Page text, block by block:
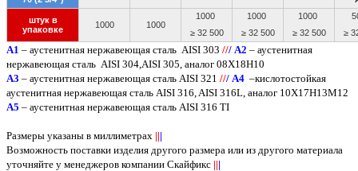
штук в
упаковке
1000 1000
1000 1000 1000
≥ 32 500
≥ 32 500 ≥ 32 500 ≥
A1 – аустенитная нержавеющая сталь AISI 303 /// А2 – аустенитная
нержавеющая сталь AISI 304, AISI 305, аналог 08Х18Н10
А3 – аустенитная нержавеющая сталь AISI 321 /// А4 –кислотостойкая
аустенитная нержавеющая сталь AISI 316, AISI 316L , аналог 10Х17Н13М12
А5 – аустенитная нержавеющая сталь AISI 316 TI
Размеры указаны в миллиметрах |||
Возможность поставки изделия другого размера или из другого материала
уточняйте у менеджеров компании Скайфикс |||